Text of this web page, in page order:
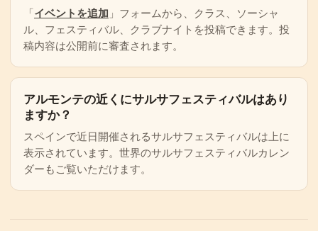
「イベントを追加 」フォームから、クラス、ソーシャ
ル、フェスティバル、クラブナイトを投稿できます。投
稿内容は公開前に審査されます。
アルモンテの近くにサルサフェスティバルはあり
ますか？
スペインで近日開催されるサルサフェスティバルは上に
表示されています。世界のサルサフェスティバルカレン
ダーもご覧いただけます。